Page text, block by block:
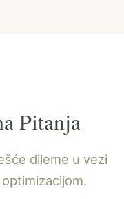
Pitanja
dileme u vezi